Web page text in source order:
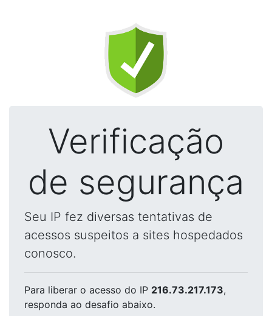
Verificação
de segurança
Seu IP fez diversas tentativas de
acessos suspeitos a sites hospedados
conosco.
Para liberar o acesso do IP 216.73.217.173,
responda ao desafio abaixo.